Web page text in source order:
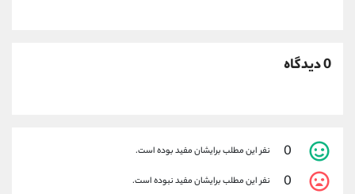
0 دیدگاه
0 نفر این مطلب برایشان مفید بوده است.
0 نفر این مطلب برایشان مفید نبوده است.